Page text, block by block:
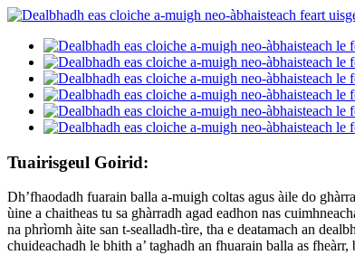
Tuairisgeul Goirid:
Dh’fhaodadh fuarain balla a-muigh coltas agus àile do
ùine a chaitheas tu sa ghàrradh agad eadhon nas
na phrìomh àite san t-sealladh-tìre, tha e deatamach an
chuideachadh le bhith a’ taghadh an fhuarain balla as